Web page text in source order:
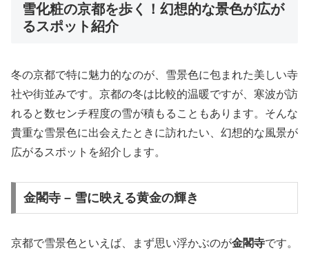
雪化粧の京都を歩く！幻想的な景色が広が
るスポット紹介
冬の京都で特に魅力的なのが、雪景色に包まれた美しい寺
社や街並みです。京都の冬は比較的温暖ですが、寒波が訪
れると数センチ程度の雪が積もることもあります。そんな
貴重な雪景色に出会えたときに訪れたい、幻想的な風景が
広がるスポットを紹介します。
金閣寺 – 雪に映える黄金の輝き
京都で雪景色といえば、まず思い浮かぶのが金閣寺です。